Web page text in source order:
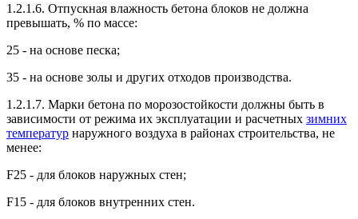
1.2.1.6. Отпускная влажность бетона блоков не должна
превышать, % по массе:
25 - на основе песка;
35 - на основе золы и других отходов производства.
1.2.1.7. Марки бетона по морозостойкости должны быть в
зависимости от режима их эксплуатации и расчетных зимних
температур наружного воздуха в районах строительства, не
менее:
F25 - для блоков наружных стен;
F15 - для блоков внутренних стен.